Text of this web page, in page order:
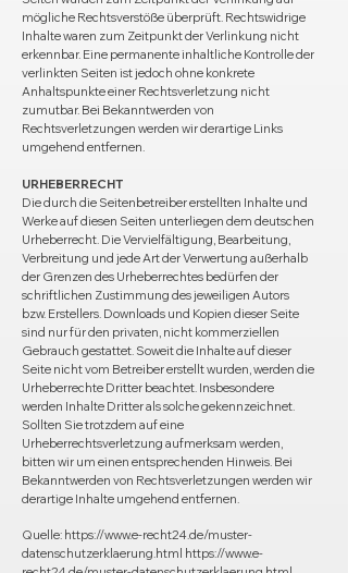
mögliche Rechtsverstöße überprüft. Rechtswidrige
Inhalte waren zum Zeitpunkt der Verlinkung nicht
erkennbar. Eine permanente inhaltliche Kontrolle der
verlinkten Seiten ist jedoch ohne konkrete
Anhaltspunkte einer Rechtsverletzung nicht
zumutbar. Bei Bekanntwerden von
Rechtsverletzungen werden wir derartige Links
umgehend entfernen.
URHEBERRECHT
Die durch die Seitenbetreiber erstellten Inhalte und
Werke auf diesen Seiten unterliegen dem deutschen
Urheberrecht. Die Vervielfältigung, Bearbeitung,
Verbreitung und jede Art der Verwertung außerhalb
der Grenzen des Urheberrechtes bedürfen der
schriftlichen Zustimmung des jeweiligen Autors
bzw. Erstellers. Downloads und Kopien dieser Seite
sind nur für den privaten, nicht kommerziellen
Gebrauch gestattet. Soweit die Inhalte auf dieser
Seite nicht vom Betreiber erstellt wurden, werden die
Urheberrechte Dritter beachtet. Insbesondere
werden Inhalte Dritter als solche gekennzeichnet.
Sollten Sie trotzdem auf eine
Urheberrechtsverletzung aufmerksam werden,
bitten wir um einen entsprechenden Hinweis. Bei
Bekanntwerden von Rechtsverletzungen werden wir
derartige Inhalte umgehend entfernen.
Quelle: https://www.e-recht24.de/muster-
datenschutzerklaerung.html https://www.e-